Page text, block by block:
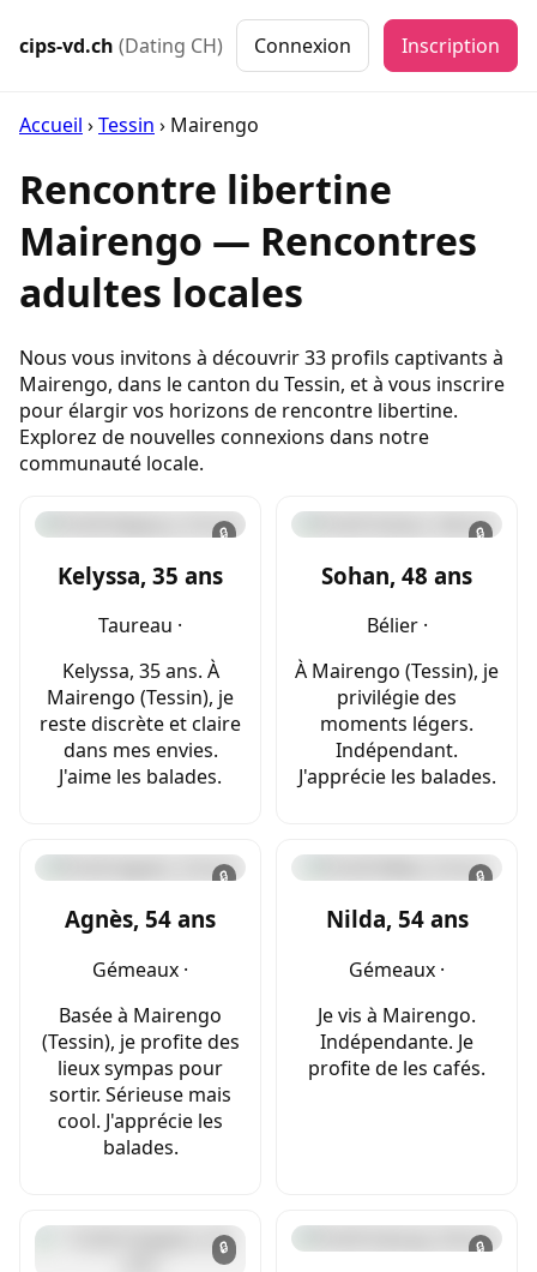
cips-vd.ch (Dating CH) Connexion Inscription
Accueil ›Tessin › Mairengo
Rencontre libertine
Mairengo — Rencontres
adultes locales
Nous vous invitons à découvrir 33 profils captivants à
Mairengo, dans le canton du Tessin, et à vous inscrire
pour élargir vos horizons de rencontre libertine.
Explorez de nouvelles connexions dans notre
communauté locale.
🔒
Kelyssa, 35 ans
Taureau ·
Kelyssa, 35 ans. À
Mairengo (Tessin), je
reste discrète et claire
dans mes envies.
J'aime les balades.
🔒
Sohan, 48 ans
Bélier ·
À Mairengo (Tessin), je
privilégie des
moments légers.
Indépendant.
J'apprécie les balades.
🔒
Agnès, 54 ans
Gémeaux ·
Basée à Mairengo
(Tessin), je profite des
lieux sympas pour
sortir. Sérieuse mais
cool. J'apprécie les
balades.
🔒
Nilda, 54 ans
Gémeaux ·
Je vis à Mairengo.
Indépendante. Je
profite de les cafés.
🔒 🔒